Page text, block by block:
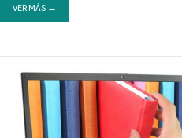
VER MÁS →